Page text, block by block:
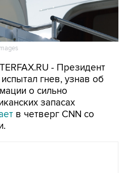
- Президент
гнев, узнав об
о сильно
запасах
в четверг CNN со